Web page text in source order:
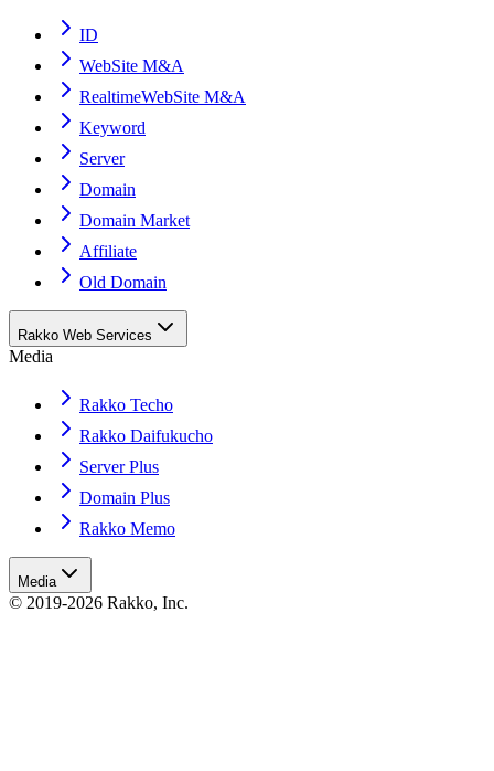
ID
WebSite M&A
RealtimeWebSite M&A
Keyword
Server
Domain
Domain Market
Affiliate
Old Domain
Rakko Web Services
Media
Rakko Techo
Rakko Daifukucho
Server Plus
Domain Plus
Rakko Memo
Media
© 2019-2026 Rakko, Inc.